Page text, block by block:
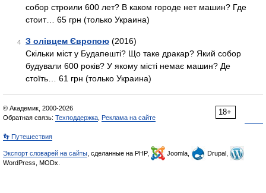
собор строили 600 лет? В каком городе нет машин? Где
стоит… 65 грн (только Украина)
4 З олівцем Європою (2016)
Скільки міст у Будапешті? Що таке дракар? Який собор
будували 600 років? У якому місті немає машин? Де
стоїть… 61 грн (только Украина)
18+
© Академик, 2000-2026
Обратная связь: Техподдержка Реклама на сайте
👣 Путешествия
Экспорт словарей на сайты , сделанные на PHP, Joomla,
Drupal,
WordPress, MODx.